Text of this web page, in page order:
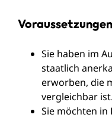
Voraussetzungen
Sie haben im
staatlich
erworben, die
vergleichbar ist.
Sie möchten